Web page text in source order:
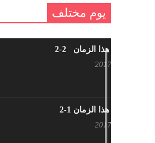
يوم مختلف
شاب من هذا الزمان 2-2
شاب من هذا الزمان 1-2